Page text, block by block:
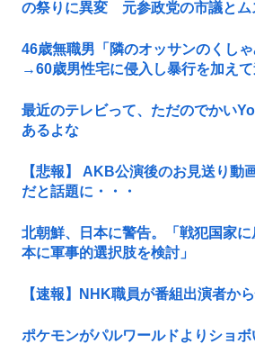
の祭りに異変 元参政党の市議とム
46歳無職男「隣のオッサンのくしゃ
→60歳男性宅に侵入し暴行を加え
最近のテレビって、ただのでかい
あるよな
【悲報】 AKB公演後のお見送り動
だと話題に・・・
北朝鮮、日本に警告。「戦犯国家に
本に軍事的選択肢を検討」
【速報】NHK職員が番組出演者か
ポケモンがパルワールドよりショ